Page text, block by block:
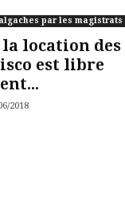
par les magistrats
la location des
est libre
2018